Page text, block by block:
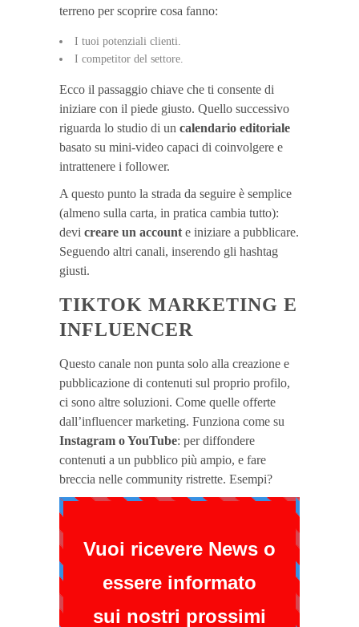
terreno per scoprire cosa fanno:
I tuoi potenziali clienti.
I competitor del settore.
Ecco il passaggio chiave che ti consente di
iniziare con il piede giusto. Quello successivo
riguarda lo studio di un calendario editoriale
basato su mini-video capaci di coinvolgere e
intrattenere i follower.
A questo punto la strada da seguire è semplice
(almeno sulla carta, in pratica cambia tutto):
devi creare un account e iniziare a pubblicare.
Seguendo altri canali, inserendo gli hashtag
giusti.
TIKTOK MARKETING E
INFLUENCER
Questo canale non punta solo alla creazione e
pubblicazione di contenuti sul proprio profilo,
ci sono altre soluzioni. Come quelle offerte
dall’influencer marketing. Funziona come su
Instagram o YouTube: per diffondere
contenuti a un pubblico più ampio, e fare
breccia nelle community ristrette. Esempi?